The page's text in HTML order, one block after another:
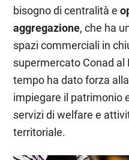
bisogno di centralità e
aggregazione, che ha
spazi commerciali in
supermercato Conad al
tempo ha dato forza
impiegare il patrimonio
servizi di welfare e
territoriale.